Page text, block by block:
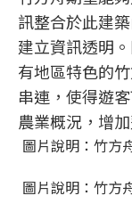
訊整合於此建
建立資訊透明
有地區特色的
串連，使得遊
農業概況，增
圖片說明：竹方
圖片說明：竹方